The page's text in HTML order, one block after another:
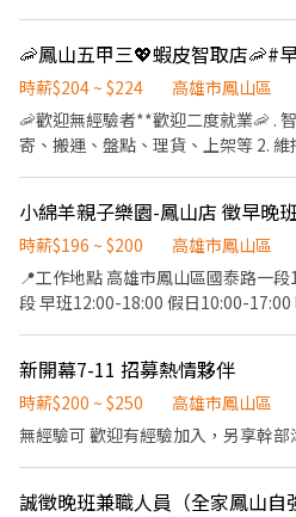
金...）各項津貼（外送、點單、叫貨
酒、員工旅遊 升遷制度 【工作時間】 排班制（排班彈性）學業生活
都能兼顧 配合學生課表、社團活動
對於排班有其他需求考量，歡迎提出
銀 包裝飲品 2.各類飲品泡製及廚房
（公司提供外送車🛵🛵）
時薪$204 ~ $224
高雄市鳳山區
🦐歡迎無經驗者**歡迎二度就業🦐 .
寄、搬運、盤點、理貨、上架等 2.
作門店會分在1-3間門市排班 (多數區
到店工作內容調整 5. 偶爾須配合鄰近
時間：07:00-12:00 🔺早班彈性
17:30-22:30 ▶早/晚班下班時間也麻
$244/H ▶發薪日為隔月15號 ▶只能
供完整線上或實體教育訓練及實體店
🔽 鳳山五甲三 - 智取店 高雄市鳳山區
市🔽 鳳山五甲 - 智取店 高雄市鳳山
智取店 高雄市鳳山區瑞春街52號1樓
小綿羊親子樂園-鳳山店 徵早晚
時薪$196 ~ $200
高雄市鳳山區
📍工作地點 高雄市鳳山區國泰路一段150號（台糖花市） ⏰上班時
段 早班12:00-18:00 假日10:00-17:00 晚班18:00-00:00 假日17:00-
況 * 完成主管交辦事項 ✅應徵條件 * 具責任感、細心認真 * 做事積
極、不偷懶 * 能獨立完成工作 * 愛乾
忱，願意學習 * 有相關經驗者佳，無經驗也歡迎 🌟
加入！
新開幕7-11 招募熱情夥伴
時薪$200 ~ $250
高雄市鳳山區
無經驗可 歡迎有經驗加入，另享幹
誠徵晚班兼職人員（全家鳳山自